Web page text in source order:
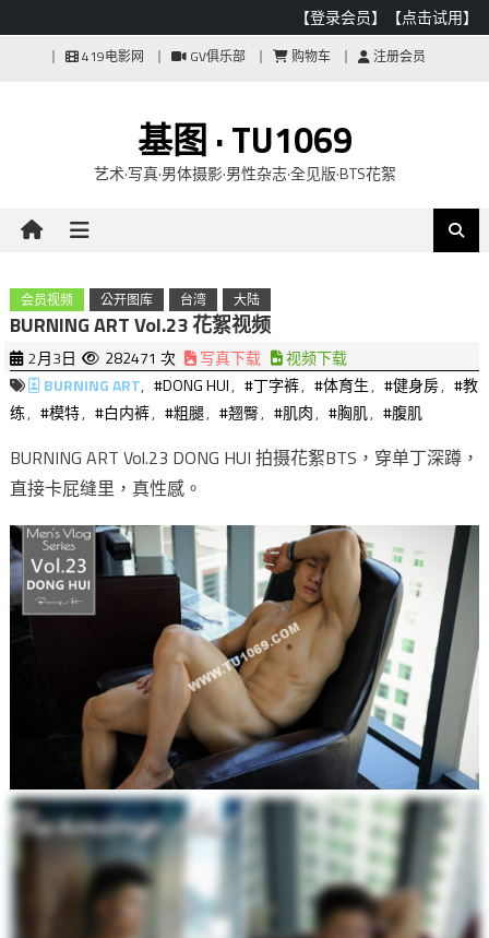
【登录会员】 【点击试用】
419电影网 GV俱乐部 购物车 注册会员
基图 · TU1069
艺术·写真·男体摄影·男性杂志·全见版·BTS花絮
会员视频 公开图库 台湾 大陆
BURNING ART Vol.23 花絮视频
2月3日 282471 次 写真下载
视频下载
BURNING ART, #DONG HUI, #丁字裤, #体育生, #健身房, #教
练, #模特, #白内裤, #粗腿, #翘臀, #肌肉, #胸肌, #腹肌
BURNING ART Vol.23 DONG HUI 拍摄花絮BTS，穿单丁深蹲，
直接卡屁缝里，真性感。